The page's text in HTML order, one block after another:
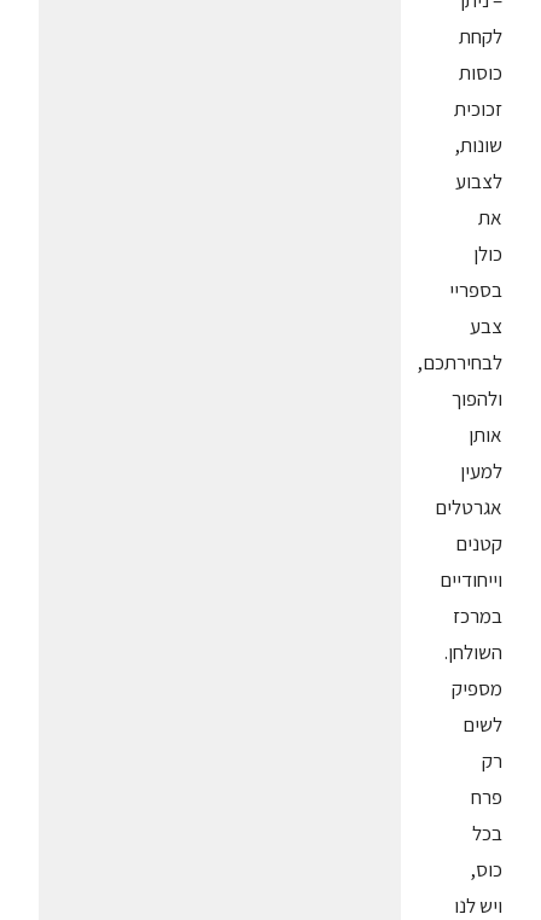
לקחת
כוסות
זכוכית
שונות,
לצבוע
את
כולן
בספריי
צבע
לבחירתכם,
ולהפוך
אותן
למעין
אגרטלים
קטנים
וייחודיים
במרכז
השולחן.
מספיק
לשים
רק
פרח
בכל
כוס,
ויש לנו